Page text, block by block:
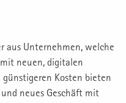
aus Unternehmen, welche
neuen, digitalen
Kosten bieten
neues Geschäft mit